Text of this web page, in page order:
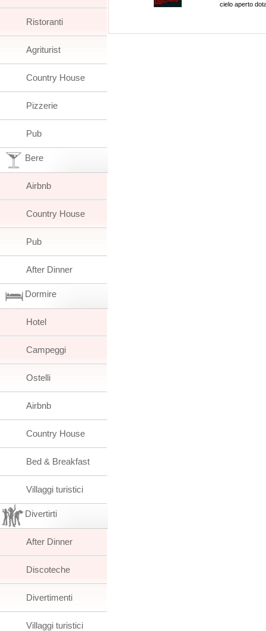
cielo aperto
Ristoranti
Agriturist
Country House
Pizzerie
Pub
Bere
Airbnb
Country House
Pub
After Dinner
Dormire
Hotel
Campeggi
Ostelli
Airbnb
Country House
Bed & Breakfast
Villaggi turistici
Divertirti
After Dinner
Discoteche
Divertimenti
Villaggi turistici